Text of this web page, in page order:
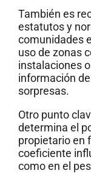
También es
estatutos y
comunidades
uso de zonas
instalaciones
información
sorpresas.
Otro punto
determina el
propietario en
coeficiente
como en el